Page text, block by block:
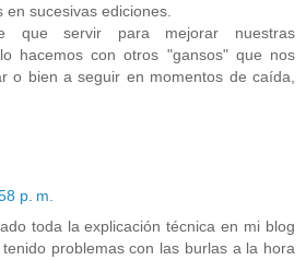
sucesivas ediciones.
que servir para mejorar nuestras
hacemos con otros "gansos" que nos
o bien a seguir en momentos de caída,
p. m.
toda la explicación técnica en mi blog
problemas con las burlas a la hora